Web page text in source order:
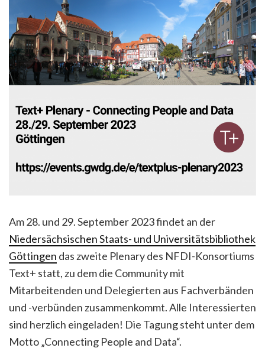
Am 28. und 29. September 2023 findet an der
Niedersächsischen Staats- und Universitätsbibliothek
Göttingen das zweite Plenary des NFDI-Konsortiums
Text+ statt, zu dem die Community mit
Mitarbeitenden und Delegierten aus Fachverbänden
und -verbünden zusammenkommt. Alle Interessierten
sind herzlich eingeladen! Die Tagung steht unter dem
Motto „Connecting People and Data“.